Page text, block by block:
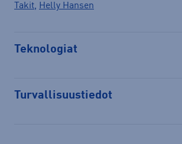
Takit, Helly Hansen
Teknologiat
Turvallisuustiedot